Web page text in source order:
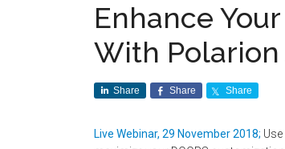
Enhance
With Polarion
Share Share Share
Live Webinar, 29 November 2018;